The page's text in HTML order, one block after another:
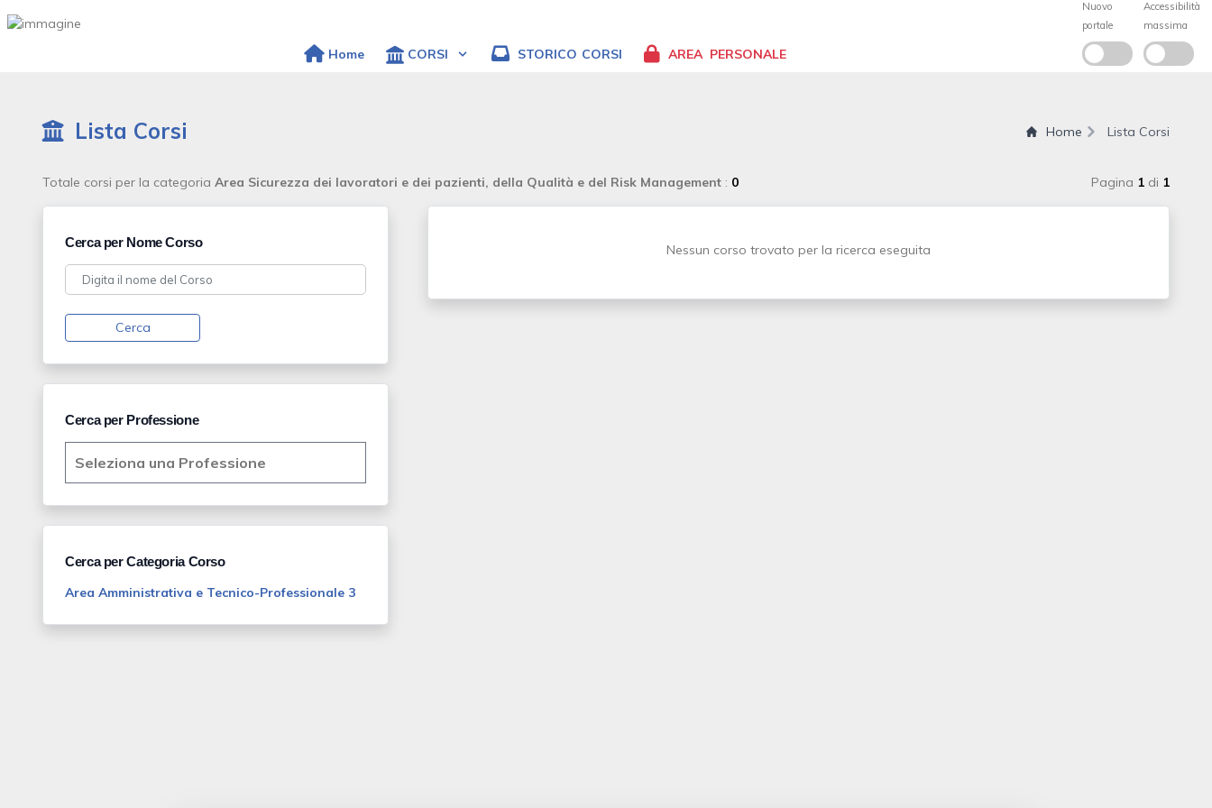
Home CORSI STORICO CORSI AREA PERSONALE
Lista Corsi Home Lista Corsi
Totale corsi per la categoria Area Sicurezza dei lavoratori e dei pazienti, della Qualità e del Risk Management : 0 Pagina 1di 1
Cerca per Nome Corso
Cerca
Cerca per Professione
Cerca per Categoria Corso
Area Amministrativa e Tecnico-Professionale 3
Nessun corso trovato per la ricerca eseguita